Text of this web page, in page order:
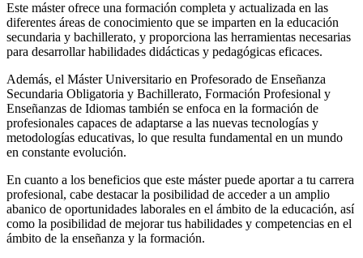
Este máster ofrece una formación completa y actualizada en las
diferentes áreas de conocimiento que se imparten en la educación
secundaria y bachillerato, y proporciona las herramientas necesarias
para desarrollar habilidades didácticas y pedagógicas eficaces.
Además, el Máster Universitario en Profesorado de Enseñanza
Secundaria Obligatoria y Bachillerato, Formación Profesional y
Enseñanzas de Idiomas también se enfoca en la formación de
profesionales capaces de adaptarse a las nuevas tecnologías y
metodologías educativas, lo que resulta fundamental en un mundo
en constante evolución.
En cuanto a los beneficios que este máster puede aportar a tu carrera
profesional, cabe destacar la posibilidad de acceder a un amplio
abanico de oportunidades laborales en el ámbito de la educación, así
como la posibilidad de mejorar tus habilidades y competencias en el
ámbito de la enseñanza y la formación.